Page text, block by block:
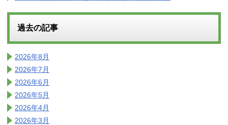
過去の記事
2026年8月
2026年7月
2026年6月
2026年5月
2026年4月
2026年3月